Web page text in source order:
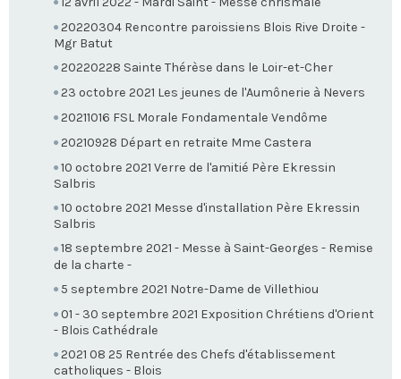
20220304 Rencontre paroissiens Blois Rive Droite -
Mgr Batut
20220228 Sainte Thérèse dans le Loir-et-Cher
23 octobre 2021 Les jeunes de l'Aumônerie à Nevers
20211016 FSL Morale Fondamentale Vendôme
20210928 Départ en retraite Mme Castera
10 octobre 2021 Verre de l'amitié Père Ekressin
Salbris
10 octobre 2021 Messe d'installation Père Ekressin
Salbris
18 septembre 2021 - Messe à Saint-Georges - Remise
de la charte -
5 septembre 2021 Notre-Dame de Villethiou
01 - 30 septembre 2021 Exposition Chrétiens d'Orient
- Blois Cathédrale
2021 08 25 Rentrée des Chefs d'établissement
catholiques - Blois